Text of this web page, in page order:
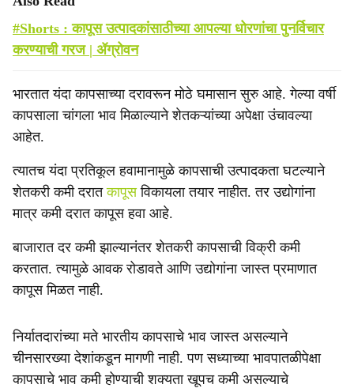
#Shorts : कापूस उत्पादकांसाठीच्या आपल्या धोरणांचा पुनर्विचार
करण्याची गरज | ॲग्रोवन
भारतात यंदा कापसाच्या दरावरून मोठे घमासान सुरु आहे. गेल्या वर्षी
कापसाला चांगला भाव मिळाल्याने शेतकऱ्यांच्या अपेक्षा उंचावल्या
आहेत.
त्यातच यंदा प्रतिकूल हवामानामुळे कापसाची उत्पादकता घटल्याने
शेतकरी कमी दरातकापूसविकायला तयार नाहीत. तर उद्योगांना
मात्र कमी दरात कापूस हवा आहे.
बाजारात दर कमी झाल्यानंतर शेतकरी कापसाची विक्री कमी
करतात. त्यामुळे आवक रोडावते आणि उद्योगांना जास्त प्रमाणात
कापूस मिळत नाही.
निर्यातदारांच्या मते भारतीय कापसाचे भाव जास्त असल्याने
चीनसारख्या देशांकडून मागणी नाही. पण सध्याच्या भावपातळीपेक्षा
कापसाचे भाव कमी होण्याची शक्यता खूपच कमी असल्याचे